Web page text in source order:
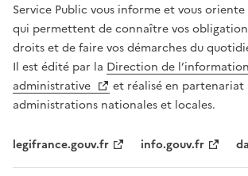
Service Public vous informe et vous oriente
qui permettent de connaître vos
droits et de faire vos démarches du
Il est édité par la Direction de
administrative
et réalisé en partenariat
administrations nationales et locales.
legifrance.gouv.fr info.gouv.fr